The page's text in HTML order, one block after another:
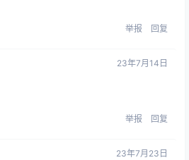
举报 回复
23年7月14日
举报 回复
23年7月23日